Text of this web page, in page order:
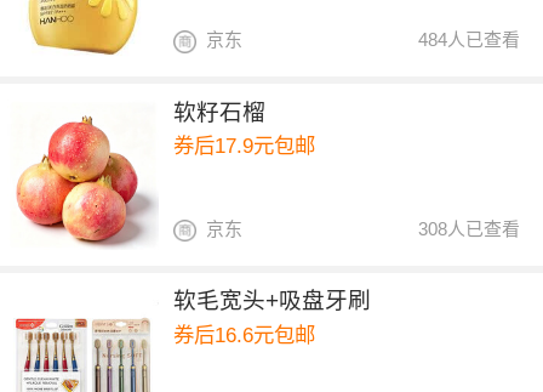
484人已查看
京东
软籽石榴
券后17.9元包邮
308人已查看
京东
软毛宽头+吸盘牙刷
券后16.6元包邮